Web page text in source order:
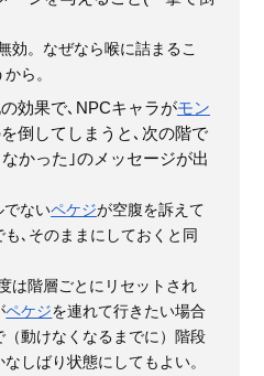
効。なぜなら喉に詰まるこ
ら。
効果で､NPCキャラがモン
倒してしまうと､次の階で
かった｣のメッセージが出
でないペケジが空腹を訴えて
､そのままにしておくと同
は階層ごとにリセットされ
ペケジを連れて行きたい場合
動けなくなるまでに）階段
しばり状態にしてもよい。